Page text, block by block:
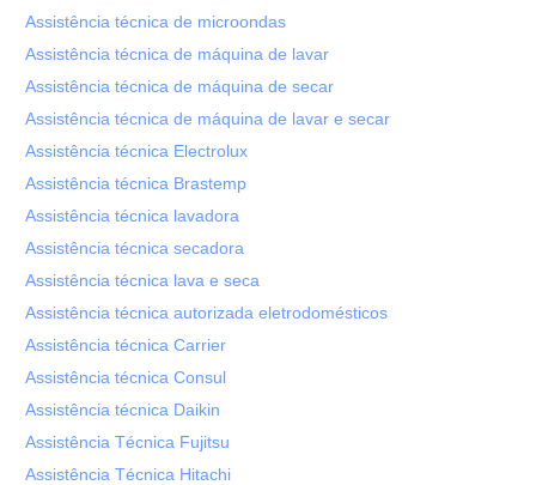
Assistência técnica de microondas
Assistência técnica de máquina de lavar
Assistência técnica de máquina de secar
Assistência técnica de máquina de lavar e secar
Assistência técnica Electrolux
Assistência técnica Brastemp
Assistência técnica lavadora
Assistência técnica secadora
Assistência técnica lava e seca
Assistência técnica autorizada eletrodomésticos
Assistência técnica Carrier
Assistência técnica Consul
Assistência técnica Daikin
Assistência Técnica Fujitsu
Assistência Técnica Hitachi